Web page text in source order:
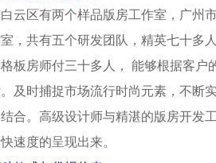
云区有两个样品版房工作室，广州
，共有五个研发团队，精英七十多
板房师付三十多人， 能够根据客户
及时捕捉市场流行时尚元素，不断
合。高级设计师与精湛的版房开发
速度的呈现出来。